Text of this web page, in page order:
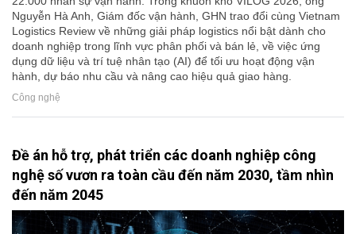
Nguyễn Hà Anh, Giám đốc vận hành, GHN trao đổi cùng Vietnam
Logistics Review về những giải pháp logistics nổi bật dành cho
doanh nghiệp trong lĩnh vực phân phối và bán lẻ, về việc ứng
dụng dữ liệu và trí tuệ nhân tạo (AI) để tối ưu hoạt động vận
hành, dự báo nhu cầu và nâng cao hiệu quả giao hàng.
Công nghệ
Đề án hỗ trợ, phát triển các doanh nghiệp công
nghệ số vươn ra toàn cầu đến năm 2030, tầm nhìn
đến năm 2045